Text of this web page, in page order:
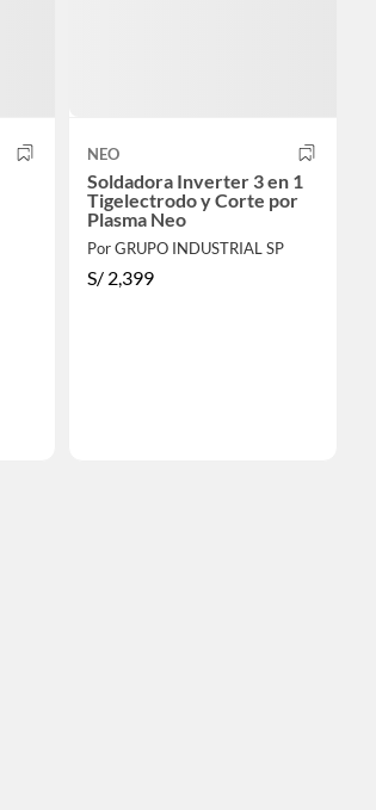
NEO
Soldadora Inverter 3 en 1
Tigelectrodo y Corte por
Plasma Neo
Por GRUPO INDUSTRIAL SP
S/ 2,399